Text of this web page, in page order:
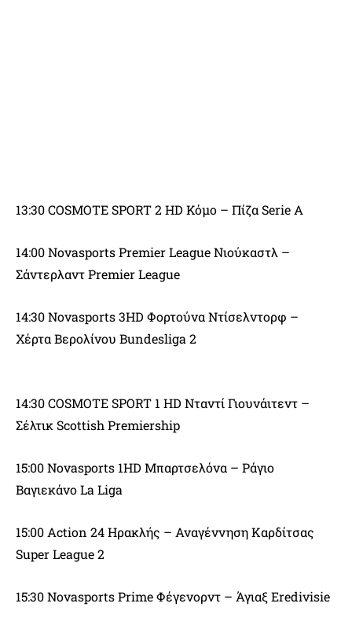
13:30 COSMOTE SPORT 2 HD Κόμο – Πίζα Serie A
14:00 Novasports Premier League Νιούκαστλ –
Σάντερλαντ Premier League
14:30 Novasports 3HD Φορτούνα Ντίσελντορφ –
Χέρτα Βερολίνου Bundesliga 2
14:30 COSMOTE SPORT 1 HD Νταντί Γιουνάιτεντ –
Σέλτικ Scottish Premiership
15:00 Novasports 1HD Μπαρτσελόνα – Ράγιο
Βαγιεκάνο La Liga
15:00 Action 24 Ηρακλής – Αναγέννηση Καρδίτσας
Super League 2
15:30 Novasports Prime Φέγενορντ – Άγιαξ Eredivisie